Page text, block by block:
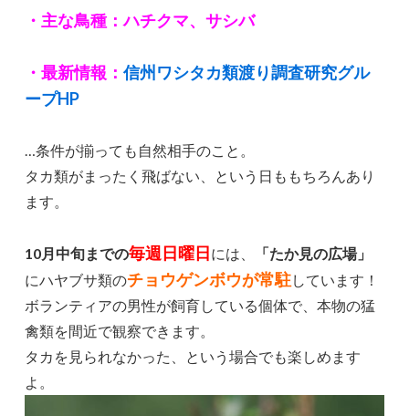
・主な鳥種：ハチクマ、サシバ
・最新情報：信州ワシタカ類渡り調査研究グル
ープHP
…条件が揃っても自然相手のこと。
タカ類がまったく飛ばない、という日ももちろんあり
ます。
10月中旬までの毎週日曜日には、
「たか見の広場」
にハヤブサ類のチョウゲンボウが常駐しています！
ボランティアの男性が飼育している個体で、本物の猛
禽類を間近で観察できます。
タカを見られなかった、という場合でも楽しめます
よ。